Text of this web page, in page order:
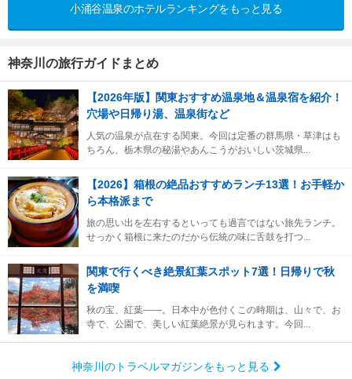
小涌谷温泉のホテルランキングをもっと見る
神奈川の旅行ガイドまとめ
【2026年版】関東おすすめ温泉地＆温泉宿を紹介！
穴場や日帰り湯、温泉街など
人気の温泉が点在する関東。今回は定番の群馬県・草津はも
ちろん、栃木県の秘湯やあんこうがおいしい茨城県...
【2026】箱根の絶品おすすめランチ13選！お手軽か
ら本格派まで
旅の思い出を左右するといっても過言ではない旅先ランチ。
せっかく箱根に来たのだから伝統の味に舌鼓を打つ...
関東で行くべき絶景紅葉スポット7選！日帰りで秋
を満喫
秋の宝、紅葉――。日本中が色付くこの時期は、山々で、お
寺で、公園で、美しい紅葉絶景が見られます。今回...
神奈川のトラベルマガジンをもっと見る